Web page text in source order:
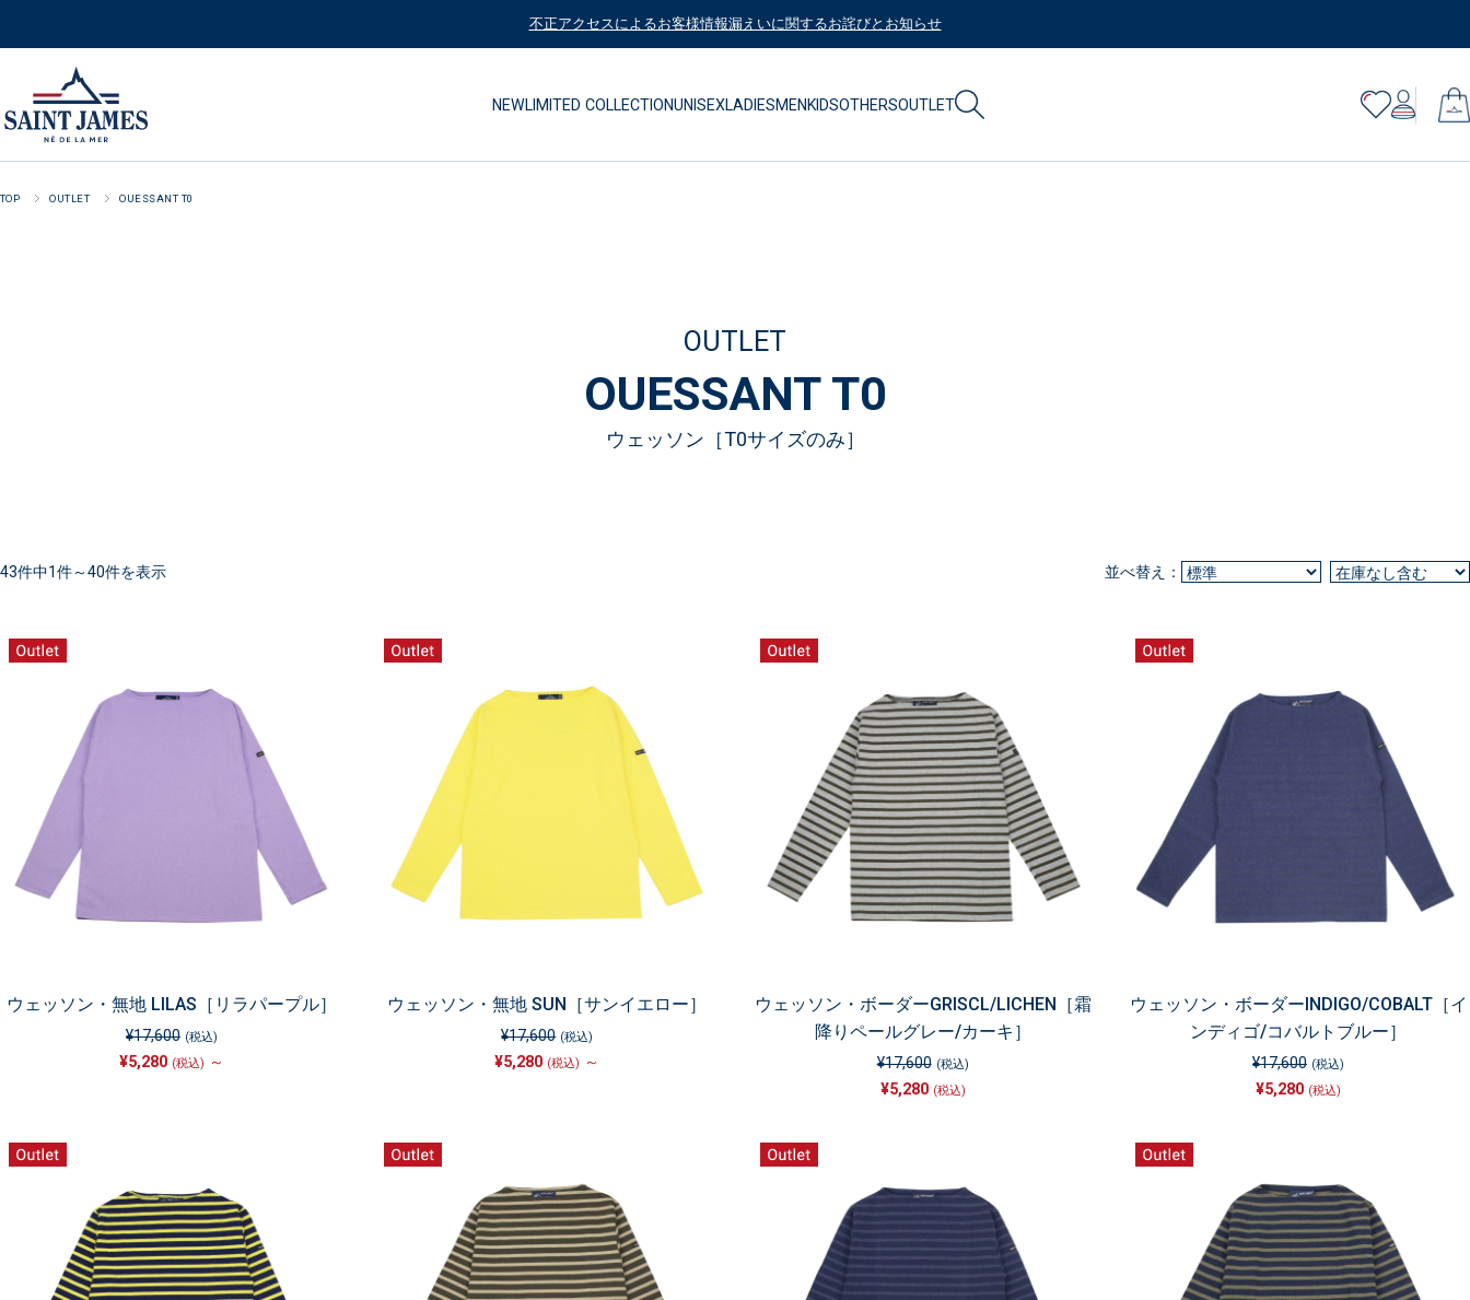
不正アクセスによるお客様情報漏えいに関するお詫びとお知らせ
NEWLIMITED COLLECTIONUNISEXLADIESMENKIDSOTHERSOUTLET
TOP OUTLET OUESSANT T0
OUTLET
OUESSANT T0
ウェッソン［T0サイズのみ］
43件中1件～40件を表示
ウェッソン・無地 LILAS［リラパープル］
¥17,600 (税込)
¥5,280 (税込) ～
ウェッソン・無地 SUN［サンイエロー］
¥17,600 (税込)
¥5,280 (税込) ～
ウェッソン・ボーダーGRISCL/LICHEN［霜
降りペールグレー/カーキ］
¥17,600 (税込)
¥5,280 (税込)
ウェッソン・ボーダーINDIGO/COBALT［イ
ンディゴ/コバルトブルー］
¥17,600 (税込)
¥5,280 (税込)